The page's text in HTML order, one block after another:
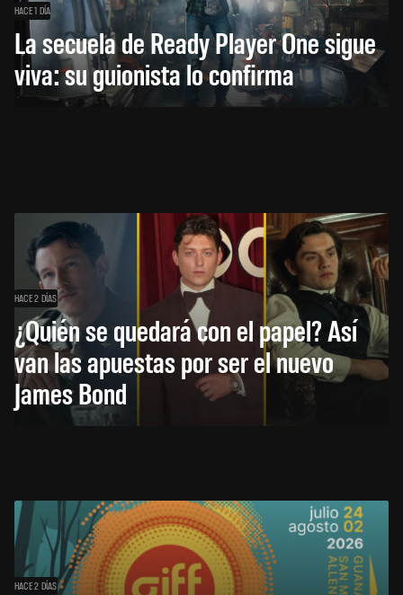
HACE 1 DÍA
La secuela de Ready Player One sigue
viva: su guionista lo confirma
HACE 2 DÍAS
¿Quién se quedará con el papel? Así
van las apuestas por ser el nuevo
James Bond
HACE 2 DÍAS